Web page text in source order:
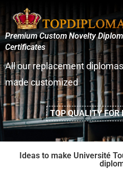
Premium Custom Novelty
Certificates
All our replacement
made customized
TOP QUALITY FOR
Ideas to make Université